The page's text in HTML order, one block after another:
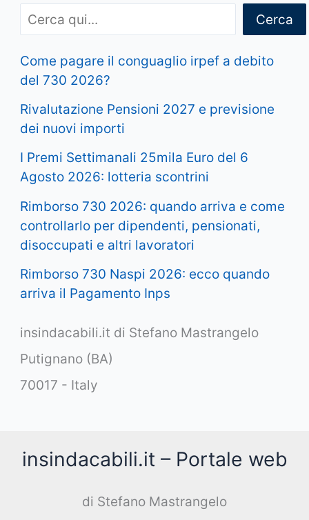
Cerca
Come pagare il conguaglio irpef a debito
del 730 2026?
Rivalutazione Pensioni 2027 e previsione
dei nuovi importi
I Premi Settimanali 25mila Euro del 6
Agosto 2026: lotteria scontrini
Rimborso 730 2026: quando arriva e come
controllarlo per dipendenti, pensionati,
disoccupati e altri lavoratori
Rimborso 730 Naspi 2026: ecco quando
arriva il Pagamento Inps
insindacabili.it di Stefano Mastrangelo
Putignano (BA)
70017 - Italy
insindacabili.it – Portale web
di Stefano Mastrangelo